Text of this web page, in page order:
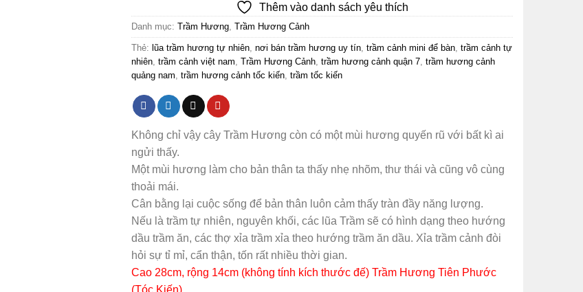
Thêm vào danh sách yêu thích
Danh mục: Trầm Hương Trầm Hương Cảnh
Thẻ: lũa trầm hương tự nhiên nơi bán trầm hương uy tín trầm cảnh mini để bàn trầm cảnh tự
nhiên trầm cảnh việt nam Trầm Hương Cảnh trầm hương cảnh quận 7 trầm hương cảnh
quảng nam trầm hương cảnh tốc kiến trầm tốc kiến
Không chỉ vậy cây Trầm Hương còn có một mùi hương quyến rũ với bất kì ai
ngửi thấy.
Một mùi hương làm cho bản thân ta thấy nhẹ nhõm, thư thái và cũng vô cùng
thoải mái.
Cân bằng lại cuộc sống để bản thân luôn cảm thấy tràn đầy năng lượng.
Nếu là trầm tự nhiên, nguyên khối, các lũa Trầm sẽ có hình dạng theo hướng
dầu trầm ăn, các thợ xỉa trầm xỉa theo hướng trầm ăn dầu. Xỉa trầm cảnh đòi
hỏi sự tỉ mỉ, cẩn thận, tốn rất nhiều thời gian.
Cao 28cm, rộng 14cm (không tính kích thước đế) Trầm Hương Tiên Phước
(Tóc Kiến)